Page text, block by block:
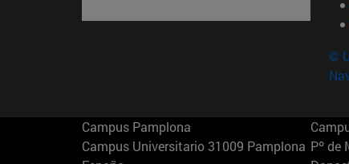
©
Campus Pamplona
Campus Universitario 31009 Pamplona Pº de